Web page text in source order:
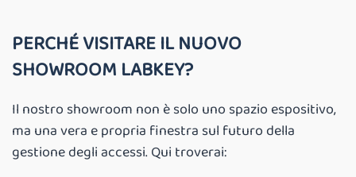
PERCHÉ VISITARE IL NUOVO
SHOWROOM LABKEY?
Il nostro showroom non è solo uno spazio espositivo,
ma una vera e propria finestra sul futuro della
gestione degli accessi. Qui troverai: